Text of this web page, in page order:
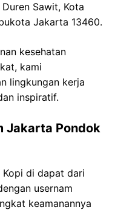
Duren Sawit, Kota
Jakarta 13460.
kesehatan
kami
lingkungan kerja
inspiratif.
Jakarta Pondok
Kopi di dapat dari
usernam
keamanannya